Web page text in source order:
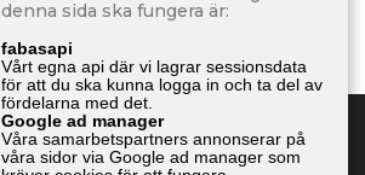
denna sida ska fungera är:
fabasapi
Vårt egna api där vi lagrar sessionsdata
för att du ska kunna logga in och ta del av
fördelarna med det.
Google ad manager
Våra samarbetspartners annonserar på
våra sidor via Google ad manager som